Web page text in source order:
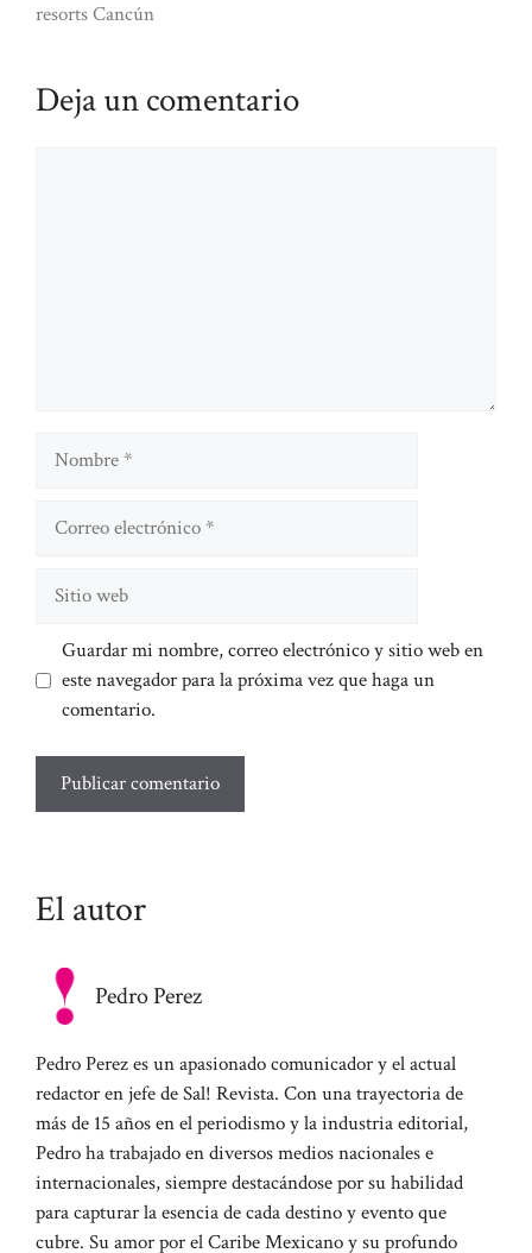
resorts Cancún
Deja un comentario
Nombre
Correo
Sitio
Guardar mi nombre, correo electrónico y sitio web en
este navegador para la próxima vez que haga un
comentario.
El autor
Pedro Perez
Pedro Perez es un apasionado comunicador y el actual
redactor en jefe de Sal! Revista. Con una trayectoria de
más de 15 años en el periodismo y la industria editorial,
Pedro ha trabajado en diversos medios nacionales e
internacionales, siempre destacándose por su habilidad
para capturar la esencia de cada destino y evento que
cubre. Su amor por el Caribe Mexicano y su profundo